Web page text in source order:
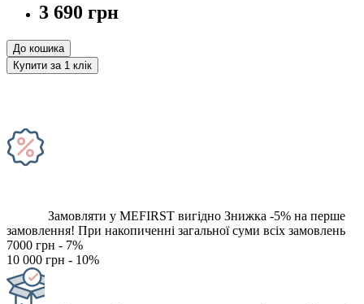
3 690 грн
До кошика
Купити за 1 клiк
Замовляти у MEFIRST вигідно Знижка -5% на перше
замовлення! При накопиченні загальної суми всіх замовлень
7000 грн - 7%
10 000 грн - 10%